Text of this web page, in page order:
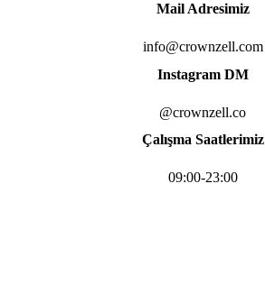
Mail Adresimiz
info@crownzell.com
Instagram DM
@crownzell.co
Çalışma Saatlerimiz
09:00-23:00